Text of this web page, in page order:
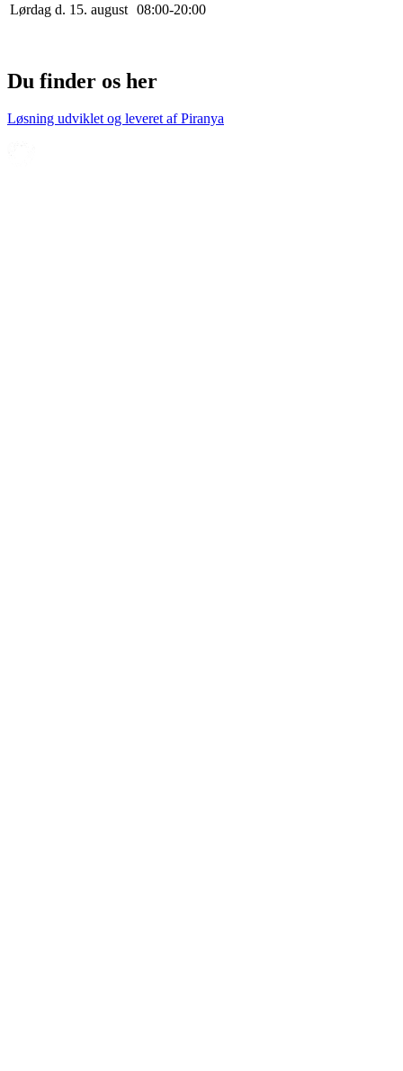
Lørdag d. 15. august 08:00-20:00
Du finder os her
Løsning udviklet og leveret afPiranya